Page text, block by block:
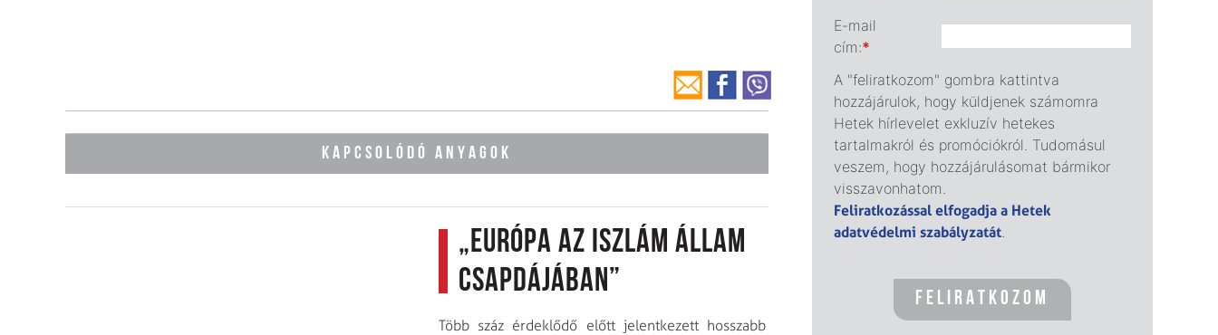
KAPCSOLÓDÓ ANYAGOK
„Európa az Iszlám Állam
csapdájában”
Több száz érdeklődő előtt jelentkezett hosszabb
E-mail
cím:*
A "feliratkozom" gombra kattintva
hozzájárulok, hogy küldjenek számomra
Hetek hírlevelet exkluzív hetekes
tartalmakról és promóciókról. Tudomásul
veszem, hogy hozzájárulásomat bármikor
visszavonhatom.
Feliratkozással elfogadja a Hetek
adatvédelmi szabályzatát.